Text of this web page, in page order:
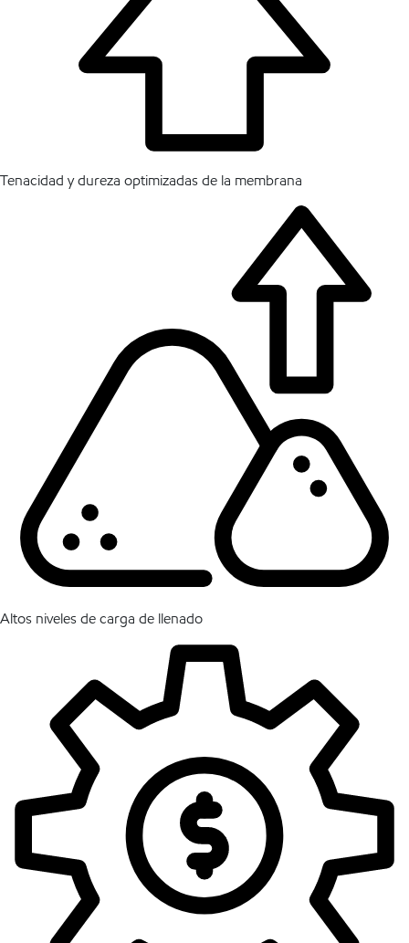
Tenacidad y dureza optimizadas de la membrana
Altos niveles de carga de llenado